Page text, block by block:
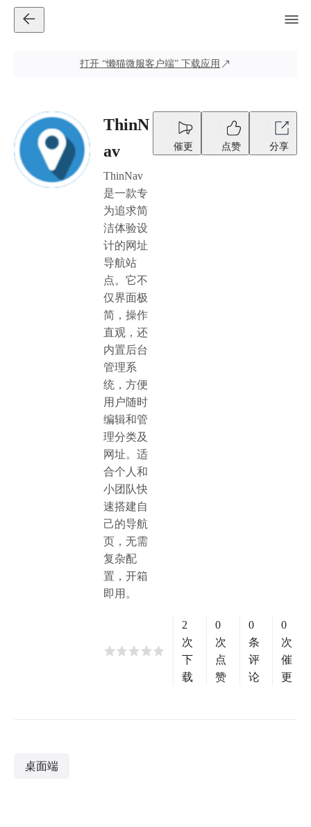
打开 “懒猫微服客户端” 下载应用
ThinN
av
ThinNav
是一款专
为追求简
洁体验设
计的网址
导航站
点。它不
仅界面极
简，操作
直观，还
内置后台
管理系
统，方便
用户随时
编辑和管
理分类及
网址。适
合个人和
小团队快
速搭建自
己的导航
页，无需
复杂配
置，开箱
即用。
催更 点赞 分享
2
次
下
载
0
次
点
赞
0
条
评
论
0
次
催
更
桌面端